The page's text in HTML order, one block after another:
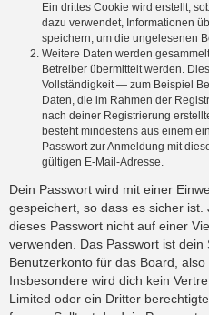
Ein drittes Cookie wird erstellt,
dazu verwendet, Informationen
speichern, um die ungelesenen
Weitere Daten werden
Betreiber übermittelt werden.
Vollständigkeit — zum Beispiel
Daten, die im Rahmen der
nach deiner Registrierung
besteht mindestens aus einem
Passwort zur Anmeldung mit
gültigen E-Mail-Adresse.
Dein Passwort wird mit einer
gespeichert, so dass es sicher ist.
dieses Passwort nicht auf einer
verwenden. Das Passwort ist dein
Benutzerkonto für das Board,
Insbesondere wird dich kein
Limited oder ein Dritter